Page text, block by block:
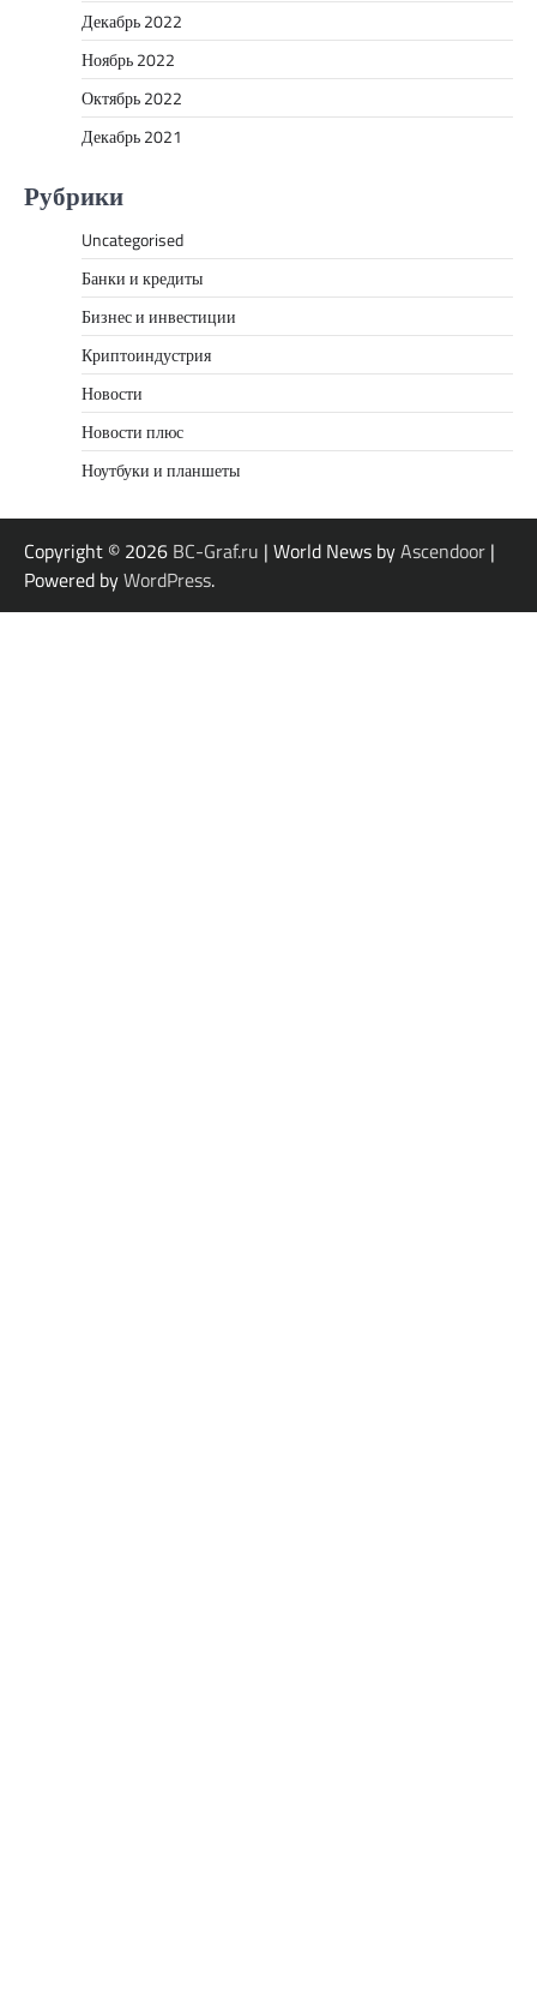
Декабрь 2022
Ноябрь 2022
Октябрь 2022
Декабрь 2021
Рубрики
Uncategorised
Банки и кредиты
Бизнес и инвестиции
Криптоиндустрия
Новости
Новости плюс
Ноутбуки и планшеты
Copyright © 2026 BC-Graf.ru | World News byAscendoor |
Powered byWordPress.